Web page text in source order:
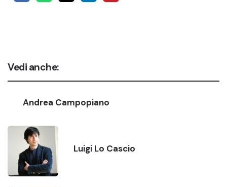
Vedi anche:
Andrea Campopiano
Luigi Lo Cascio